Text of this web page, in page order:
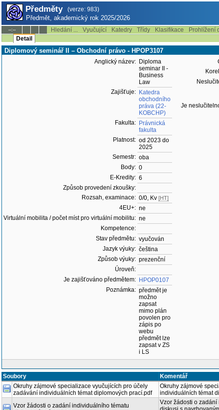
Předměty (verze: 983)
Předmět, akademický rok 2025/2026
--:-- Hledání ... Vyučující Katedry Třídy Klasifikace
Prohlížení
Detail
Diplomový seminář II – Obchodní právo - HPOP3107
Anglický název: Diploma
seminar II -
Business
Law
Zajišťuje: Katedra
obchodního
práva (22-
KOBCHP)
Fakulta: Právnická
fakulta
Platnost: od 2023 do
2025
Semestr: oba
Body: 0
E-Kredity: 6
Způsob provedení zkoušky:
Rozsah, examinace: 0/0, Kv [HT]
4EU+: ne
Virtuální mobilita / počet míst pro virtuální mobilitu: ne
Kompetence:
Stav předmětu: vyučován
Jazyk výuky: čeština
Způsob výuky: prezenční
Úroveň:
Je zajišťováno předmětem: HPOP0107
Poznámka: předmět je
možno
zapsat
mimo plán
povolen pro
zápis po
webu
předmět lze
zapsat v ZS
i LS
Je
Soubory
Komentář
Okruhy zájmové specializace vyučujících pro účely
zadávání individuálních témat diplomových prací.pdf
Okruhy zájmové
individuálních témat
Vzor žádosti o zadání individuálního tématu
Vzor žádosti o